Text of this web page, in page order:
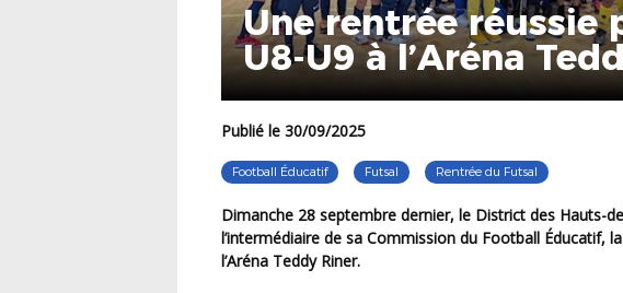
Une rentrée réussie
U8-U9 à l’Aréna
Publié le 30/09/2025
Football Éducatif Futsal Rentrée du Futsal
Dimanche 28 septembre dernier, le District des Hauts-de-Seine de Football a organisé, par
l’intermédiaire de sa Commission du Football Éducatif,
l’Aréna Teddy Riner.